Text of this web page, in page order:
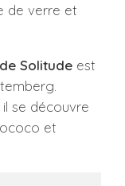
de verre et
Solitudeest
se découvre
et